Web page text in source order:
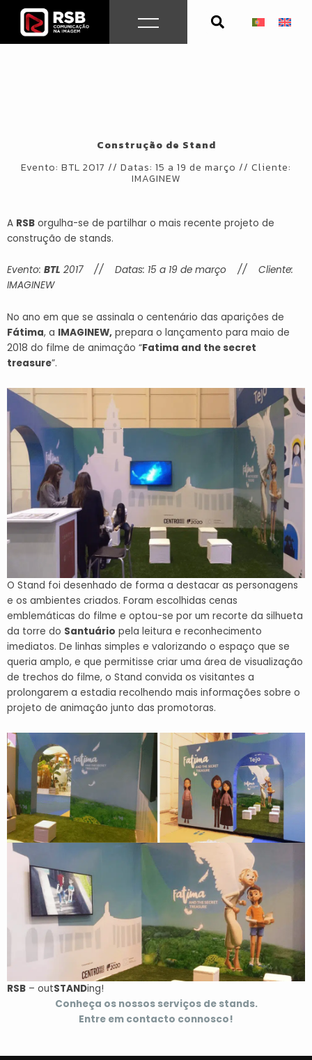
content
Construção de Stand
Evento: BTL 2017 // Datas: 15 a 19 de março // Cliente:
IMAGINEW
A RSB orgulha-se de partilhar o mais recente projeto de
construção de stands.
Evento: BTL 2017 // Datas: 15 a 19 de março // Cliente:
IMAGINEW
No ano em que se assinala o centenário das aparições de
Fátima, a IMAGINEW, prepara o lançamento para maio de
2018 do filme de animação “Fatima and the secret
treasure”.
O Stand foi desenhado de forma a destacar as personagens
e os ambientes criados. Foram escolhidas cenas
emblemáticas do filme e optou-se por um recorte da silhueta
da torre do Santuário pela leitura e reconhecimento
imediatos. De linhas simples e valorizando o espaço que se
queria amplo, e que permitisse criar uma área de visualização
de trechos do filme, o Stand convida os visitantes a
prolongarem a estadia recolhendo mais informações sobre o
projeto de animação junto das promotoras.
RSB – outSTANDing!
Conheça os nossos serviços de stands.
Entre em contacto connosco!